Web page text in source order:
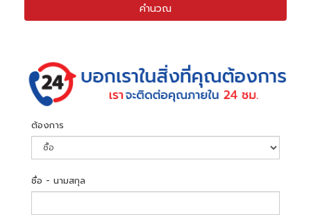
คำนวณ
ต้องการ
ชื่อ - นามสกุล